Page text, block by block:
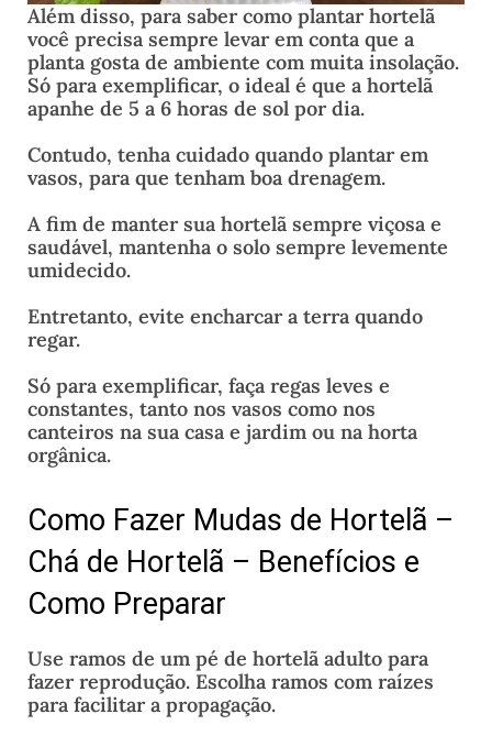
Além disso, para saber como plantar hortelã
você precisa sempre levar em conta que a
planta gosta de ambiente com muita insolação.
Só para exemplificar, o ideal é que a hortelã
apanhe de 5 a 6 horas de sol por dia.
Contudo, tenha cuidado quando plantar em
vasos, para que tenham boa drenagem.
A fim de manter sua hortelã sempre viçosa e
saudável, mantenha o solo sempre levemente
umidecido.
Entretanto, evite encharcar a terra quando
regar.
Só para exemplificar, faça regas leves e
constantes, tanto nos vasos como nos
canteiros na sua casa e jardim ou na horta
orgânica.
Como Fazer Mudas de Hortelã –
Chá de Hortelã – Benefícios e
Como Preparar
Use ramos de um pé de hortelã adulto para
fazer reprodução. Escolha ramos com raízes
para facilitar a propagação.